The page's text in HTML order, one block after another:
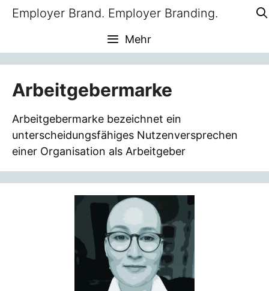
ZumEmployer Brand. Employer Branding.
Mehr
Arbeitgebermarke
Arbeitgebermarke bezeichnet ein
unterscheidungsfähiges Nutzenversprechen
einer Organisation als Arbeitgeber